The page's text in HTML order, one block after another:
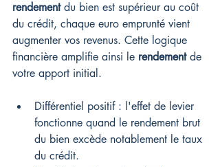
rendement du bien est supérieur au coût
du crédit, chaque euro emprunté vient
augmenter vos revenus. Cette logique
financière amplifie ainsi le rendement de
votre apport initial.
Différentiel positif : l'effet de levier
fonctionne quand le rendement brut
du bien excède notablement le taux
du crédit.